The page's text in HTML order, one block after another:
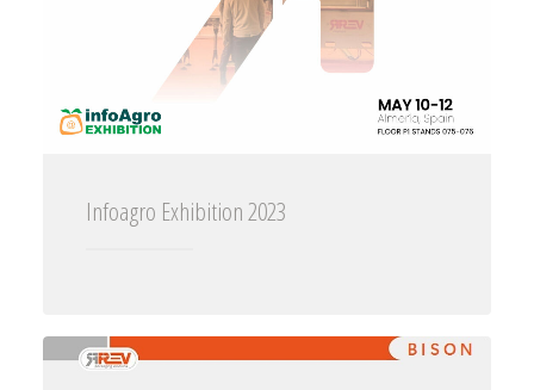
Infoagro Exhibition 2023